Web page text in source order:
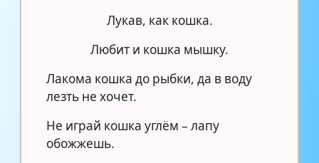
Лукав, как кошка.
Любит и кошка мышку.
Лакома кошка до рыбки, да в воду
лезть не хочет.
Не играй кошка углём – лапу
обожжешь.